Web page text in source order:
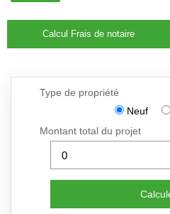
Calcul Frais de notaire